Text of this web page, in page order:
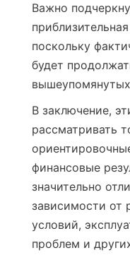
Важно
поскольку
будет
В заключение,
рассматривать
финансовые
значительно
зависимости от
условий,
проблем и